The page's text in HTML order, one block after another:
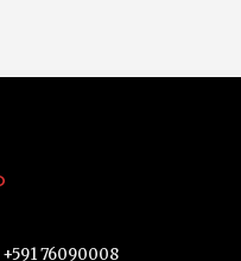
76090008